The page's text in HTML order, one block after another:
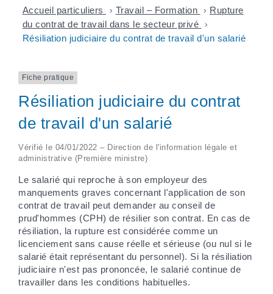
Accueil particuliers > Travail – Formation > Rupture
du contrat de travail dans le secteur privé >
Résiliation judiciaire du contrat de travail d'un salarié
Fiche pratique
Résiliation judiciaire du contrat
de travail d'un salarié
Vérifié le 04/01/2022 – Direction de l'information légale et
administrative (Première ministre)
Le salarié qui reproche à son employeur des
manquements graves concernant l'application de son
contrat de travail peut demander au conseil de
prud'hommes (CPH) de résilier son contrat. En cas de
résiliation, la rupture est considérée comme un
licenciement sans cause réelle et sérieuse (ou nul si le
salarié était représentant du personnel). Si la résiliation
judiciaire n'est pas prononcée, le salarié continue de
travailler dans les conditions habituelles.